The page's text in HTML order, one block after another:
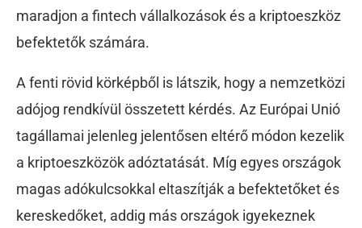
maradjon a fintech vállalkozások és a kriptoeszköz
befektetők számára.
A fenti rövid körképből is látszik, hogy a nemzetközi
adójog rendkívül összetett kérdés. Az Európai Unió
tagállamai jelenleg jelentősen eltérő módon kezelik
a kriptoeszközök adóztatását. Míg egyes országok
magas adókulcsokkal eltaszítják a befektetőket és
kereskedőket, addig más országok igyekeznek